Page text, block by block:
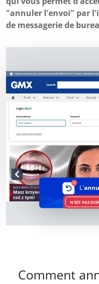
"annuler l'envoi" par
de messagerie de
L'
N'EST PAS
Comment